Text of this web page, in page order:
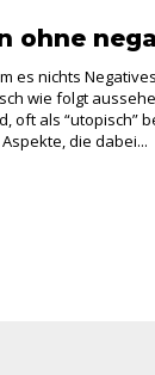
ohne
es nichts
wie folgt
oft als “utopisch”
die dabei...